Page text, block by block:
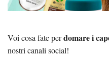
Voi cosa fate perdomare i
nostri canali social!